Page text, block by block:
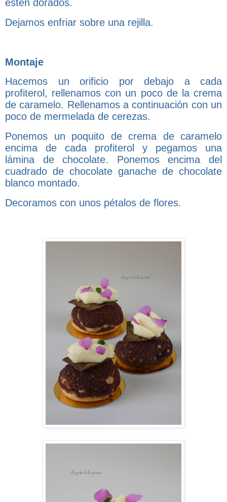
estén dorados.
Dejamos enfriar sobre una rejilla.
Montaje
Hacemos un orificio por debajo a cada
profiterol, rellenamos con un poco de la crema
de caramelo. Rellenamos a continuación con un
poco de mermelada de cerezas.
Ponemos un poquito de crema de caramelo
encima de cada profiterol y pegamos una
lámina de chocolate. Ponemos encima del
cuadrado de chocolate ganache de chocolate
blanco montado.
Decoramos con unos pétalos de flores.